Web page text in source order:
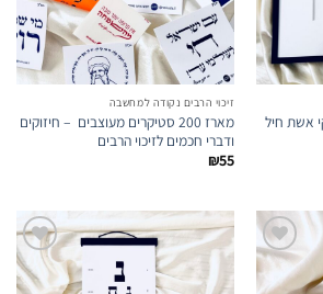
אשת חיל
זיכוי הרבים נקודה למחשבה
מארז 200 סטיקרים מעוצבים – חיזוקים
ודברי חכמים לזיכוי הרבים
₪55